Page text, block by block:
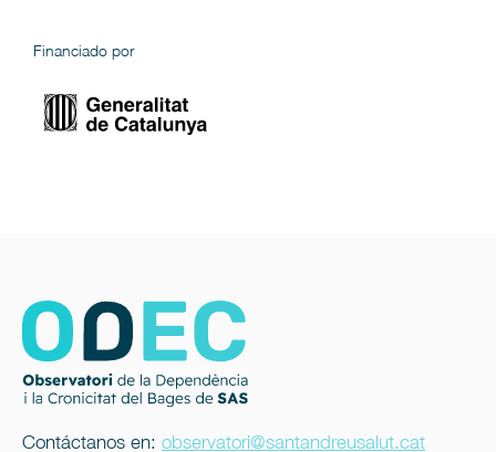
Financiado por
Contáctanos en: observatori@santandreusalut.cat